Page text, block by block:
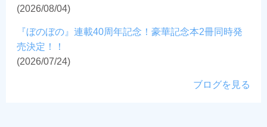
(2026/08/04)
『ぼのぼの』連載40周年記念！豪華記念本2冊同時発
売決定！！
(2026/07/24)
ブログを見る